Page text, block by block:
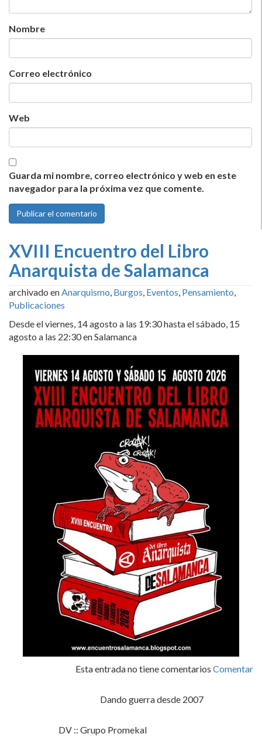
Nombre
Correo electrónico
Web
Guarda mi nombre, correo electrónico y web en este
navegador para la próxima vez que comente.
XVIII Encuentro del Libro
Anarquista de Salamanca
archivado enAnarquismo, Burgos, Eventos, Pensamiento,
Publicaciones
Desde el viernes, 14 agosto a las 19:30 hasta el sábado, 15
agosto a las 22:30 en Salamanca
Esta entrada no tiene comentarios Comentar
Dando guerra desde 2007
DV :: Grupo Promekal